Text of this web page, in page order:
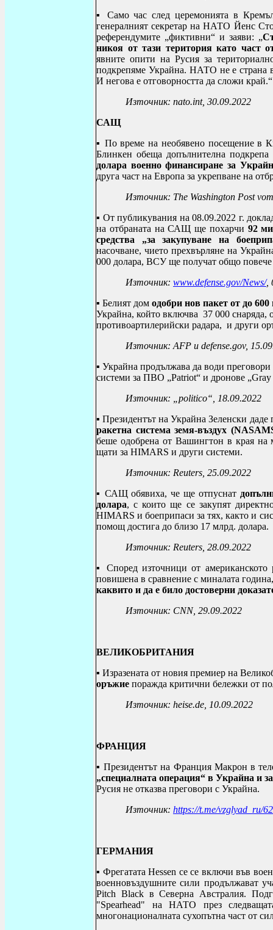
▪ Само час след церемонията в
генералният секретар на НАТО Йенс
референдумите „фиктивни“ и заяви: „
никоя от тази територия като част
явните опити на Русия за
подкрепяме Украйна. НАТО не е страна
И негова е отговорността да сложи край.“
Източник: nato.int, 30.09.2022
САЩ
▪ По време на необявено посещение в
Блинкен обеща допълнителна
долара военно финансиране за
друга част на Европа за укрепване на
Източник: The Washington Post
▪ От публикувания на 08.09.2022 г.
на отбраната на САЩ ще похарчи 92
средства „за закупуване на
насочване, чието прехвърляне на
000 долара, ВСУ ще получат общо повече
Източник: www.defense.gov/News/,
▪ Белият дом одобри нов пакет от до
Украйна, който включва 37 000 снаряда,
противоартилерийски радара, и други
Източник: AFP и defense.gov,
▪ Украйна продължава да води
системи за ПВО „Patriot“ и дронове
Източник:
„politico“ , 18.09.2022
▪ Президентът на Украйна Зеленски
ракетна система земя-въздух
беше одобрена от Вашингтон в края на
щати за HIMARS и други системи.
Източник: Reuters, 25.09.2022
▪ САЩ обявиха, че ще отпуснат
долара, с които ще се закупят
HIMARSи боеприпаси за тях, както и
помощ достига до близо 17 млрд. долара.
Източник: Reuters , 28.09.2022
▪ Според източници от американското
повишена в сравнение с миналата
каквито и да е било достоверни
Източник: CNN, 29.09.2022
ВЕЛИКОБРИТАНИЯ
▪ Изразената от новия премиер на
оръжие поражда критични бележки от
Източник: heise.de , 10.09.2022
ФРАНЦИЯ
▪ Президентът на Франция Макрон в
„специалната операция“ в Украйна и
Русия не отказва преговори с Украйна.
Източник: https://t.me/vzglyad_ru/
ГЕРМАНИЯ
▪ Фрегатата Hessen се се включи във
военновъздушните сили продължават
Pitch Black в Северна Австралия.
"Spearhead" на НАТО през
многонационалната сухопътна част от